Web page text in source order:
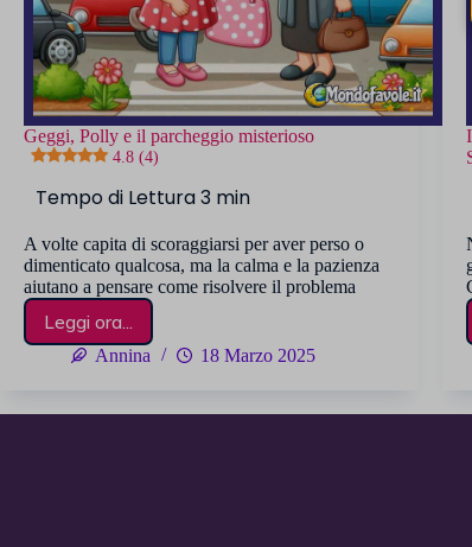
Geggi, Polly e il parcheggio misterioso
4.8 (4)
A volte capita di scoraggiarsi per aver perso o
dimenticato qualcosa, ma la calma e la pazienza
aiutano a pensare come risolvere il problema
Leggi ora...
Geggi,
Polly
parcheggio
Annina 18 Marzo 2025